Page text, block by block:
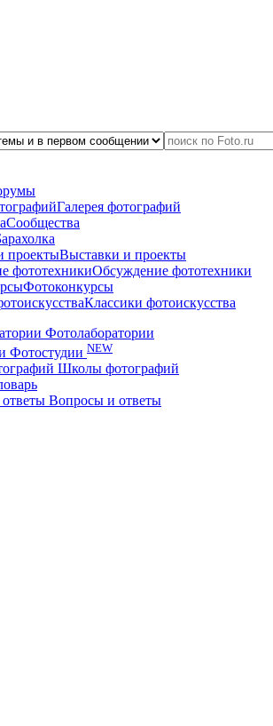
Галерея фотографий
Сообщества
Выставки и проекты
Обсуждение фототехники
Фотоконкурсы
Классики фотоискусства
Фотолаборатории
Фотостудии NEW
Школы фотографий
Вопросы и ответы